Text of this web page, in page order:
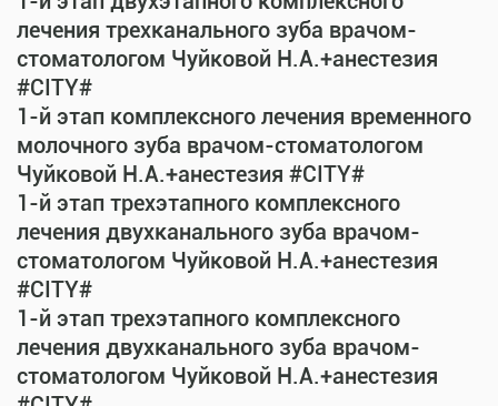
лечения трехканального зуба врачом-
стоматологом Чуйковой Н.А.+анестезия
#CITY#
1-й этап комплексного лечения временного
молочного зуба врачом-стоматологом
Чуйковой Н.А.+анестезия #CITY#
1-й этап трехэтапного комплексного
лечения двухканального зуба врачом-
стоматологом Чуйковой Н.А.+анестезия
#CITY#
1-й этап трехэтапного комплексного
лечения двухканального зуба врачом-
стоматологом Чуйковой Н.А.+анестезия